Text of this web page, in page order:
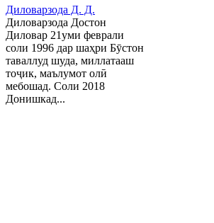
Диловарзода Д. Д.
Диловарзода Достон
Диловар 21уми феврали
соли 1996 дар шаҳри Бӯстон
таваллуд шуда, миллатааш
тоҷик, маълумот олӣ
мебошад. Соли 2018
Донишкад...